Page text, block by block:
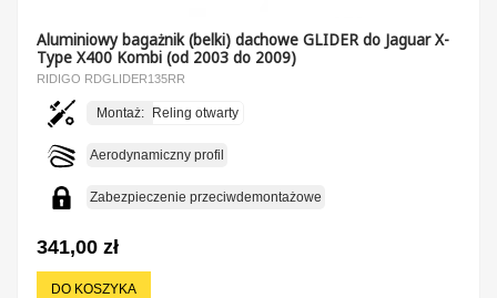
Aluminiowy bagażnik (belki) dachowe GLIDER do Jaguar X-
Type X400 Kombi (od 2003 do 2009)
RIDIGO RDGLIDER135RR
Montaż: Reling otwarty
Aerodynamiczny profil
Zabezpieczenie przeciwdemontażowe
341,00 zł
DO KOSZYKA